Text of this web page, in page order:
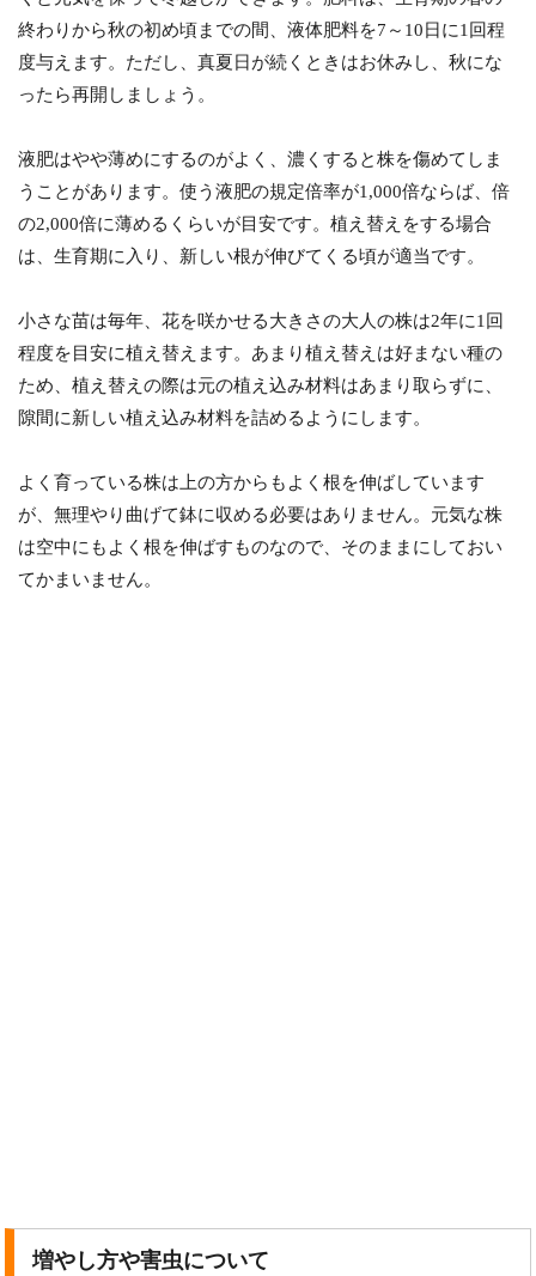
終わりから秋の初め頃までの間、液体肥料を7～10日に1回程
度与えます。ただし、真夏日が続くときはお休みし、秋にな
ったら再開しましょう。
液肥はやや薄めにするのがよく、濃くすると株を傷めてしま
うことがあります。使う液肥の規定倍率が1,000倍ならば、倍
の2,000倍に薄めるくらいが目安です。植え替えをする場合
は、生育期に入り、新しい根が伸びてくる頃が適当です。
小さな苗は毎年、花を咲かせる大きさの大人の株は2年に1回
程度を目安に植え替えます。あまり植え替えは好まない種の
ため、植え替えの際は元の植え込み材料はあまり取らずに、
隙間に新しい植え込み材料を詰めるようにします。
よく育っている株は上の方からもよく根を伸ばしています
が、無理やり曲げて鉢に収める必要はありません。元気な株
は空中にもよく根を伸ばすものなので、そのままにしておい
てかまいません。
増やし方や害虫について